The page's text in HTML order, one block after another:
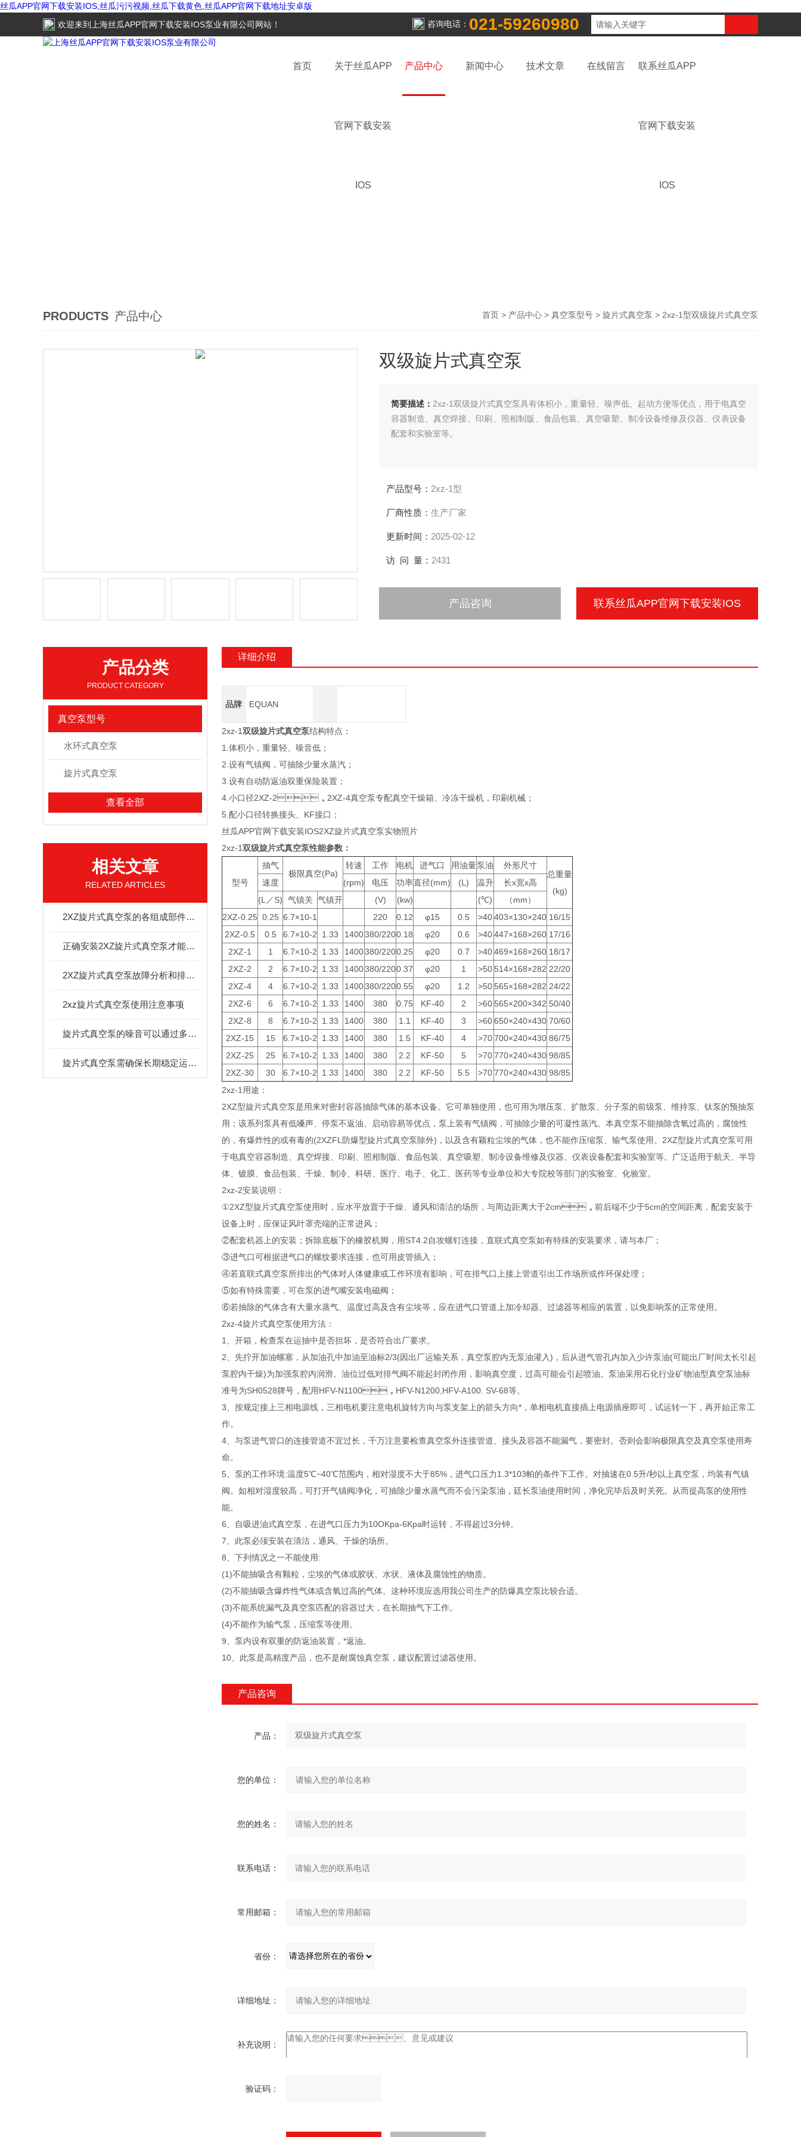
丝瓜APP官网下载安装IOS,丝瓜污污视频,丝瓜下载黄色,丝瓜APP官网下载地址安卓版
欢迎来到
上海丝瓜APP官网下载安装IOS泵业有限公司 网站！ 咨询电话： 021-59260980
首页 关于丝瓜APP
官网下载安装
IOS
产品中心 新闻中心 技术文章 在线留言 联系丝瓜APP
官网下载安装
IOS
PRODUCTS 产品中心 首页 > 产品中心 > 真空泵型号 > 旋片式真空泵 > 2xz-1型双级旋片式真空泵
双级旋片式真空泵
简要描述： 2xz-1双级旋片式真空泵具有体积小，重量轻、噪声低、起动方便等优点，用于电真空
容器制造、真空焊接、印刷、照相制版、食品包装、真空吸塑、制冷设备维修及仪器、仪表设备
配套和实验室等。
产品型号： 2xz-1型
厂商性质： 生产厂家
更新时间： 2025-02-12
访 问 量： 2431
产品咨询 联系丝瓜APP官网下载安装IOS
产品分类
PRODUCT CATEGORY
真空泵型号
水环式真空泵
旋片式真空泵
查看全部
相关文章
RELATED ARTICLES
2XZ旋片式真空泵的各组成部件功能和特点分享
正确安装2XZ旋片式真空泵才能达到预期的工作效果
2XZ旋片式真空泵故障分析和排除方法
2xz旋片式真空泵使用注意事项
旋片式真空泵的噪音可以通过多种方式进行控制
旋片式真空泵需确保长期稳定运行且不对周围环境产生干扰
详细介绍
品牌 EQUAN
2xz-1双级旋片式真空泵结构特点：
1.体积小，重量轻、噪音低；
2.设有气镇阀，可抽除少量水蒸汽；
3.设有自动防返油双重保险装置；
4.小口径2XZ-2，2XZ-4真空泵专配真空干燥箱、冷冻干燥机，印刷机械；
5.配小口径转换接头、KF接口；
丝瓜APP官网下载安装IOS2XZ旋片式真空泵实物照片
2xz-1双级旋片式真空泵性能参数：
型号
抽气
极限真空(Pa)
转速 工作 电机 进气口 用油量泵油
外形尺寸
总重量
(kg)
速度 (rpm) 电压 功率直径(mm) (L) 温升
长x宽x高
(L／S)
气镇关 气镇开 (V) (kw) (℃)
（mm）
2XZ-0.25 0.25 6.7×10-1 220 0.12 φ15 0.5 >40403×130×240 16/15
2XZ-0.5
0.5 6.7×10-2 1.33 1400380/2200.18 φ20 0.6 >40447×168×260 17/16
2XZ-1
1 6.7×10-2 1.33 1400380/2200.25 φ20 0.7 >40469×168×260 18/17
2XZ-2
2 6.7×10-2 1.33 1400380/2200.37 φ20 1 >50514×168×282 22/20
2XZ-4
4 6.7×10-2 1.33 1400380/2200.55 φ20 1.2 >50565×168×282 24/22
2XZ-6
6 6.7×10-2 1.33 1400 380 0.75 KF-40 2 >60565×200×342 50/40
2XZ-8
8 6.7×10-2 1.33 1400 380 1.1 KF-40 3 >60650×240×430 70/60
2XZ-15
15 6.7×10-2 1.33 1400 380 1.5 KF-40 4 >70700×240×430 86/75
2XZ-25
25 6.7×10-2 1.33 1400 380 2.2 KF-50 5 >70770×240×430 98/85
2XZ-30
30 6.7×10-2 1.33 1400 380 2.2 KF-50 5.5 >70770×240×430 98/85
2xz-1 用途：
2XZ型旋片式真空泵是用来对密封容器抽除气体的基本设备。它可单独使用，也可用为增压泵、扩散泵、分子泵的前级泵、维持泵、钛泵的预抽泵
用；该系列泵具有低嗓声、停泵不返油、启动容易等优点，泵上装有气镇阀，可抽除少量的可凝性蒸汽。本真空泵不能抽除含氧过高的，腐蚀性
的，有爆炸性的或有毒的(2XZFL防爆型旋片式真空泵除外)，以及含有颖粒尘埃的气体，也不能作压缩泵、输气泵使用。2XZ型旋片式真空泵可用
于电真空容器制造、真空焊接、印刷、照相制版、食品包装、真空吸塑、制冷设备维修及仪器、仪表设备配套和实验室等。广泛适用于航天、半导
体、镀膜、食品包装、干燥、制冷、科研、医疗、电子、化工、医药等专业单位和大专院校等部门的实验室、化验室。
2xz-2安装说明：
①2XZ型旋片式真空泵使用时，应水平放置于干燥、通风和清洁的场所，与周边距离大于2cm，前后端不少于5cm的空间距离，配套安装于
设备上时，应保证风叶罩壳端的正常进风；
②配套机器上的安装；拆除底板下的橡胶机脚，用ST4.2自攻螺钉连接，直联式真空泵如有特殊的安装要求，请与本厂；
③进气口可根据进气口的螺纹要求连接，也可用皮管插入；
④若直联式真空泵所排出的气体对人体健康或工作环境有影响，可在排气口上接上管道引出工作场所或作环保处理；
⑤如有特殊需要，可在泵的进气嘴安装电磁阀；
⑥若抽除的气体含有大量水蒸气、温度过高及含有尘埃等，应在进气口管道上加冷却器、过滤器等相应的装置，以免影响泵的正常使用。
2xz-4旋片式真空泵使用方法：
1、开箱，检查泵在运抽中是否担坏，是否符合出厂要求。
2、先拧开加油螺塞，从加油孔中加油至油标2/3(因出厂运输关系，真空泵腔内无泵油灌入)，后从进气管孔内加入少许泵油(可能出厂时间太长引起
泵腔内干燥)为加强泵腔内润滑。油位过低对排气阀不能起封闭作用，影响真空度，过高可能会引起喷油。泵油采用石化行业矿物油型真空泵油标
准号为SH0528牌号，配用HFV-N1100，HFV-N1200,HFV-A100. SV-68等。
3、按规定接上三相电源线，三相电机要注意电机旋转方向与泵支架上的箭头方向*，单相电机直接插上电源插座即可，试运转一下，再开始正常工
作。
4、与泵进气管口的连接管道不宜过长，千万注意要检查真空泵外连接管道、接头及容器不能漏气，要密封。否则会影响极限真空及真空泵使用寿
命。
5、泵的工作环境:温度5℃~40℃范围内，相对湿度不大于85%，进气口压力1.3*103帕的条件下工作。对抽速在0.5升/秒以上真空泵，均装有气镇
阀。如相对湿度较高，可打开气镇阀净化，可抽除少量水蒸气而不会污染泵油，廷长泵油使用时间，净化完毕后及时关死。从而提高泵的使用性
能。
6、自吸进油式真空泵，在进气口压力为10OKpa-6Kpa时运转，不得超过3分钟。
7、此泵必须安装在清沽，通风、干燥的场所。
8、下列情况之一不能使用:
(1)不能抽吸含有颗粒，尘埃的气体或胶状、水状、液体及腐蚀性的物质。
(2)不能抽吸含爆炸性气体或含氧过高的气体。这种环境应选用我公司生产的防爆真空泵比较合适。
(3)不能系统漏气及真空泵匹配的容器过大，在长期抽气下工作。
(4)不能作为输气泵，压缩泵等使用。
9、泵内设有双重的防返油装置，*返油。
10、此泵是高精度产品，也不是耐腐蚀真空泵，建议配置过滤器使用。
产品咨询
产品：
您的单位：
您的姓名：
联系电话：
常用邮箱：
省份：
详细地址：
补充说明：
验证码：
入